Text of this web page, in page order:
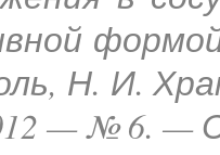
Н. И.
— № 6. —